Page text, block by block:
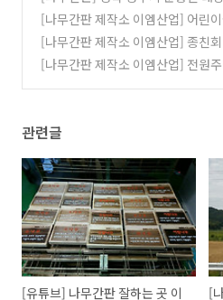
현판 (제작 이엠산업)
(0)
[나무간판 제작소 이엠산업] 어린
안내판 (0)
[나무간판 제작소 이엠산업] 종친
경주이씨 화수회)
(0)
[나무간판 제작소 이엠산업] 전원
관련글
[유튜브] 나무간판 잘하는 곳 이
[